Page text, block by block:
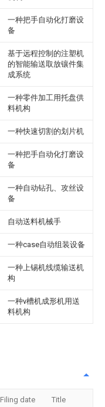
一种把手自动化打磨设
备
基于远程控制的注塑机
的智能输送取放镶件集
成系统
一种零件加工用托盘供
料机构
一种快速切割的划片机
一种把手自动化打磨设
备
一种自动钻孔、攻丝设
备
自动送料机械手
一种case自动组装设备
一种上锡机线缆输送机
构
一种v槽机成形机用送
料机构
Filing date Title